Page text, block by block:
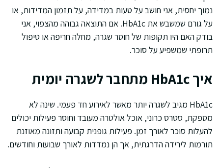
נמוך יחסית, אני חושב על טעות במדידה, על תזמון המדידות, או
על גורם שמשבש את HbA1c. אם התוצאה גבוהה מהצפוי, אני
בודק האם היו תקופות של חוסר שגרה, מחלה חריפה או טיפול
תרופתי שמשפיע על סוכר.
איך HbA1c מתחבר לשגרה יומית
HbA1c מגיב לשגרה יותר מאשר לאירוע חד פעמי. שינה לא
מספקת, סטרס כרוני, אוכל אולטרה מעובד וחוסר פעילות יכולים
להעלות סוכר לאורך זמן. פעילות גופנית קבועה ותזונה מאוזנת
תורמות לירידה הדרגתית, אך הן נמדדות לאורך שבועות וחודשים.